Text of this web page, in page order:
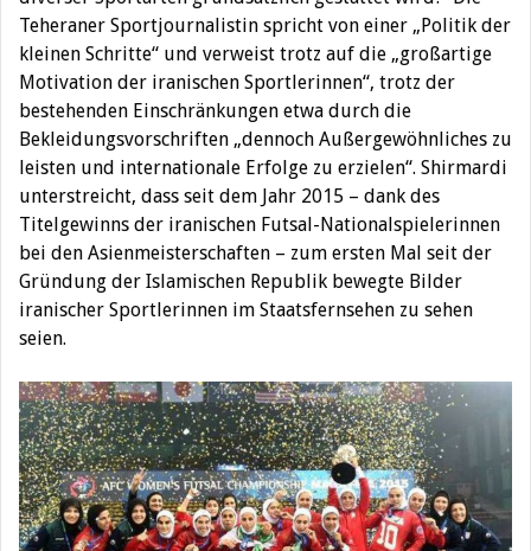
Teheraner Sportjournalistin spricht von einer „Politik der
kleinen Schritte“ und verweist trotz auf die „großartige
Motivation der iranischen Sportlerinnen“, trotz der
bestehenden Einschränkungen etwa durch die
Bekleidungsvorschriften „dennoch Außergewöhnliches zu
leisten und internationale Erfolge zu erzielen“. Shirmardi
unterstreicht, dass seit dem Jahr 2015 – dank des
Titelgewinns der iranischen Futsal-Nationalspielerinnen
bei den Asienmeisterschaften – zum ersten Mal seit der
Gründung der Islamischen Republik bewegte Bilder
iranischer Sportlerinnen im Staatsfernsehen zu sehen
seien.